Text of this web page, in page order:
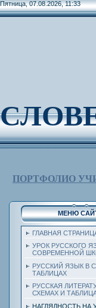
Пятница, 07.08.2026, 11:33
ПОРТФОЛИО
МЕНЮ
ГЛАВНАЯ
УРОК РУССКОГО
СОВРЕМЕННОЙ
РУССКИЙ ЯЗЫК В
ТАБЛИЦАХ
РУССКАЯ
СХЕМАХ И
НАГЛЯДНОСТЬ НА